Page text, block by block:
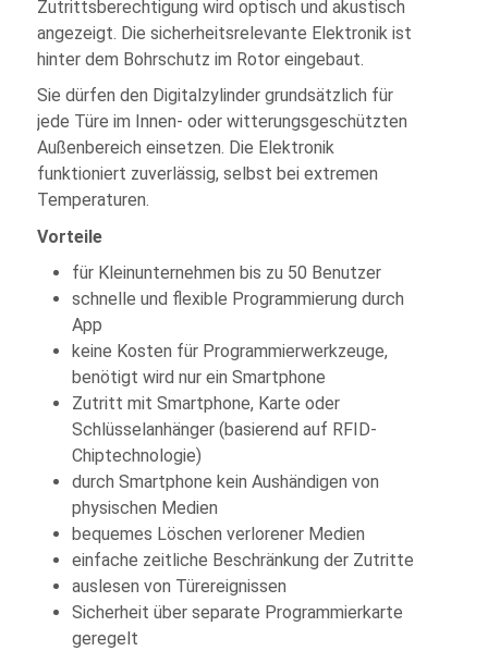
Zutrittsberechtigung wird optisch und akustisch
angezeigt. Die sicherheitsrelevante Elektronik ist
hinter dem Bohrschutz im Rotor eingebaut.
Sie dürfen den Digitalzylinder grundsätzlich für
jede Türe im Innen- oder witterungsgeschützten
Außenbereich einsetzen. Die Elektronik
funktioniert zuverlässig, selbst bei extremen
Temperaturen.
Vorteile
für Kleinunternehmen bis zu 50 Benutzer
schnelle und flexible Programmierung durch
App
keine Kosten für Programmierwerkzeuge,
benötigt wird nur ein Smartphone
Zutritt mit Smartphone, Karte oder
Schlüsselanhänger (basierend auf RFID-
Chiptechnologie)
durch Smartphone kein Aushändigen von
physischen Medien
bequemes Löschen verlorener Medien
einfache zeitliche Beschränkung der Zutritte
auslesen von Türereignissen
Sicherheit über separate Programmierkarte
geregelt